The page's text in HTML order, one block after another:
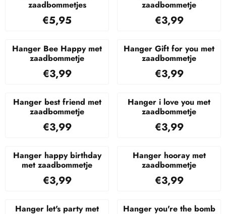
zaadbommetjes
Prijs: 5,95
€5,95
zaadbommetje
Prijs: 3,99
€3,99
Hanger Bee Happy met
zaadbommetje
Prijs: 3,99
€3,99
Hanger Gift for you met
zaadbommetje
Prijs: 3,99
€3,99
Hanger best friend met
zaadbommetje
Prijs: 3,99
€3,99
Hanger i love you met
zaadbommetje
Prijs: 3,99
€3,99
Hanger happy birthday
met zaadbommetje
Prijs: 3,99
€3,99
Hanger hooray met
zaadbommetje
Prijs: 3,99
€3,99
Hanger let's party met
Hanger you're the bomb